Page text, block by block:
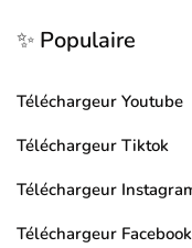
✨ Populaire
Téléchargeur Youtube
Téléchargeur Tiktok
Téléchargeur
Téléchargeur Facebook